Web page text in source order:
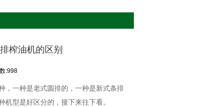
榨油机的区别
:998
，一种是老式圆排的，一种是新式条排
型是好区分的，接下来往下看。